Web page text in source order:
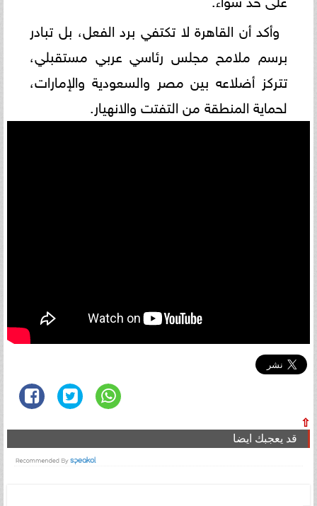
وأكد أن القاهرة لا تكتفي برد الفعل، بل تبادر
برسم ملامح مجلس رئاسي عربي مستقبلي،
تتركز أضلاعه بين مصر والسعودية والإمارات،
لحماية المنطقة من التفتت والانهيار.
⇧
قد يعجبك ايضا